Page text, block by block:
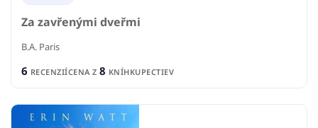
Za zavřenými dveřmi
B.A. Paris
6 RECENZIÍCENA Z 8 KNÍHKUPECTIEV